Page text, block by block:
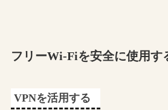
フリーWi-Fiを安全に使用す
VPNを活用する